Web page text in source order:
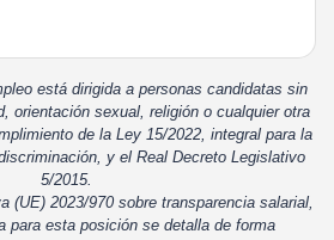
está dirigida a personas candidatas sin
orientación sexual, religión o cualquier otra
de la Ley 15/2022, integral para la
y el Real Decreto Legislativo
5/2015.
(UE) 2023/970 sobre transparencia salarial,
para esta posición se detalla de forma